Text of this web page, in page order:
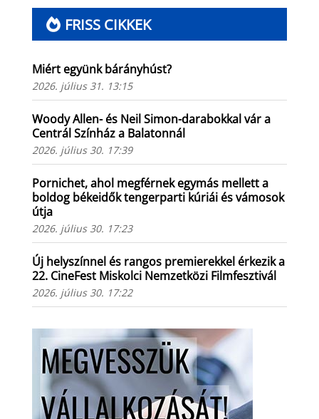
FRISS CIKKEK
Miért együnk bárányhúst?
2026. július 31. 13:15
Woody Allen- és Neil Simon-darabokkal vár a
Centrál Színház a Balatonnál
2026. július 30. 17:39
Pornichet, ahol megférnek egymás mellett a
boldog békeidők tengerparti kúriái és vámosok
útja
2026. július 30. 17:23
Új helyszínnel és rangos premierekkel érkezik a
22. CineFest Miskolci Nemzetközi Filmfesztivál
2026. július 30. 17:22